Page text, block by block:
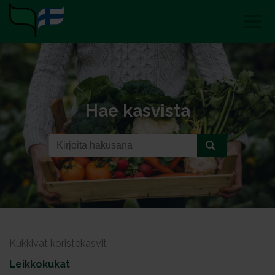
Hae kasvista
Kukkivat koristekasvit
Leikkokukat